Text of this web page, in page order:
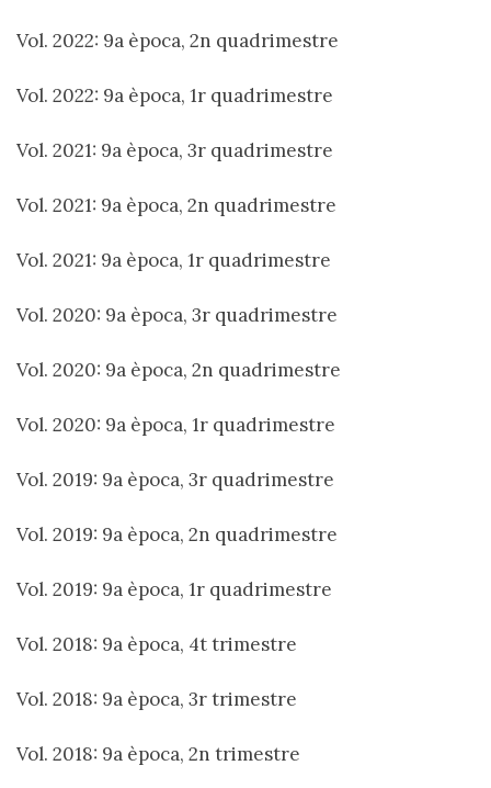
Vol. 2022: 9a època, 2n quadrimestre
Vol. 2022: 9a època, 1r quadrimestre
Vol. 2021: 9a època, 3r quadrimestre
Vol. 2021: 9a època, 2n quadrimestre
Vol. 2021: 9a època, 1r quadrimestre
Vol. 2020: 9a època, 3r quadrimestre
Vol. 2020: 9a època, 2n quadrimestre
Vol. 2020: 9a època, 1r quadrimestre
Vol. 2019: 9a època, 3r quadrimestre
Vol. 2019: 9a època, 2n quadrimestre
Vol. 2019: 9a època, 1r quadrimestre
Vol. 2018: 9a època, 4t trimestre
Vol. 2018: 9a època, 3r trimestre
Vol. 2018: 9a època, 2n trimestre